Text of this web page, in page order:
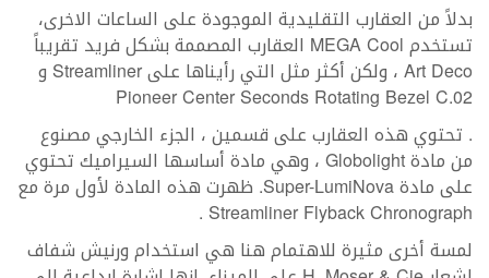
بدلاً من العقارب التقليدية الموجودة على الساعات الاخرى،
تستخدم MEGA Cool العقارب المصممة بشكل فريد تقريباً
Art Deco ، ولكن أكثر مثل التي رأيناها على Streamliner و
Pioneer Center Seconds Rotating Bezel C.02
. تحتوي هذه العقارب على قسمين ، الجزء الخارجي مصنوع
من مادة Globolight ، وهي مادة أساسها السيراميك تحتوي
على مادة Super-LumiNova. ظهرت هذه المادة لأول مرة مع
Streamliner Flyback Chronograph .
لمسة أخرى مثيرة للاهتمام هنا هي استخدام ورنيش شفاف